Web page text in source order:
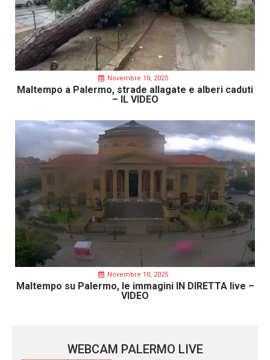
Novembre 10, 2025
Maltempo a Palermo, strade allagate e alberi caduti
– IL VIDEO
Novembre 10, 2025
Maltempo su Palermo, le immagini IN DIRETTA live –
VIDEO
WEBCAM PALERMO LIVE